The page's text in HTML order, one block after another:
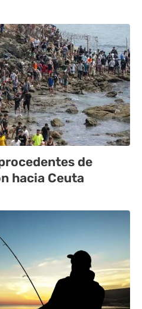
de
hacia Ceuta